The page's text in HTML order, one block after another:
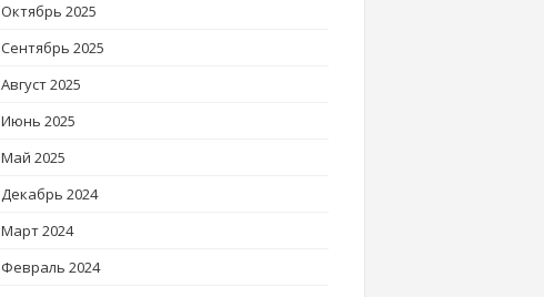
Октябрь 2025
Сентябрь 2025
Август 2025
Июнь 2025
Май 2025
Декабрь 2024
Март 2024
Февраль 2024